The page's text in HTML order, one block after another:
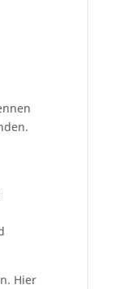
Hier